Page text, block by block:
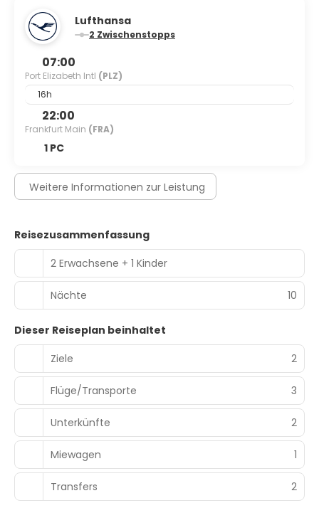
Lufthansa
2 Zwischenstopps
07:00
Port Elizabeth Intl (PLZ)
16h
22:00
Frankfurt Main (FRA)
1 PC
Weitere Informationen zur Leistung
Reisezusammenfassung
2 Erwachsene + 1 Kinder
Nächte 10
Dieser Reiseplan beinhaltet
Ziele
2
Flüge/Transporte 3
Unterkünfte 2
Miewagen 1
Transfers 2